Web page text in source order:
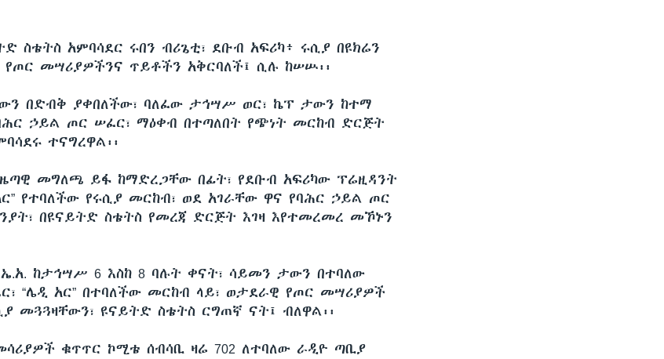
ስቴትስ አምባሳደር ሩበን ብሪጌቲ፣ ደቡብ አፍሪካ፥ ሩሲያ በዩክሬን
መሣሪያዎችንና ጥይቶችን አቅርባለች፤ ሲሉ ከሠሡ፡፡
በድብቅ ያቀበለችው፣ ባለፈው ታኅሣሥ ወር፣ ኬፕ ታውን ከተማ
ኃይል ጦር ሠፈር፣ ማዕቀብ በተጣለበት የጭነት መርከብ ድርጅት
ተናግረዋል፡፡
መግለጫ ይፋ ከማድረጋቸው በፊት፣ የደቡብ አፍሪካው ፕሬዚዳንት
የተባለችው የሩሲያ መርከብ፣ ወደ አገራቸው ዋና የባሕር ኃይል ጦር
በዩናይትድ ስቴትስ የመረጃ ድርጅት እገዛ እየተመረመረ መኾኑን
ከታኅሣሥ 6 እስከ 8 ባሉት ቀናት፣ ሳይመን ታውን በተባለው
“ሌዲ አር” በተባለችው መርከብ ላይ፣ ወታደራዊ የጦር መሣሪያዎች
መጓጓዛቸውን፣ ዩናይትድ ስቴትስ ርግጠኛ ናት፤ ብለዋል፡፡
ቁጥጥር ኮሚቴ ሰብሳቢ ዛሬ 702 ለተባለው ራዲዮ ጣቢያ